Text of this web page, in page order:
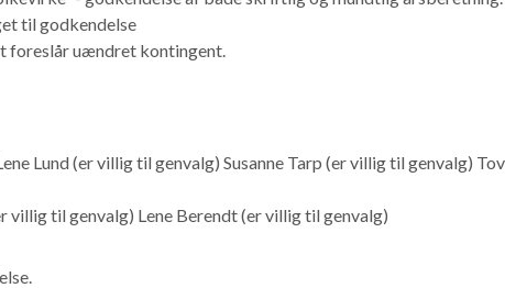
til godkendelse
foreslår uændret kontingent.
Lund (er villig til genvalg) Susanne Tarp (er villig til genvalg)
villig til genvalg) Lene Berendt (er villig til genvalg)